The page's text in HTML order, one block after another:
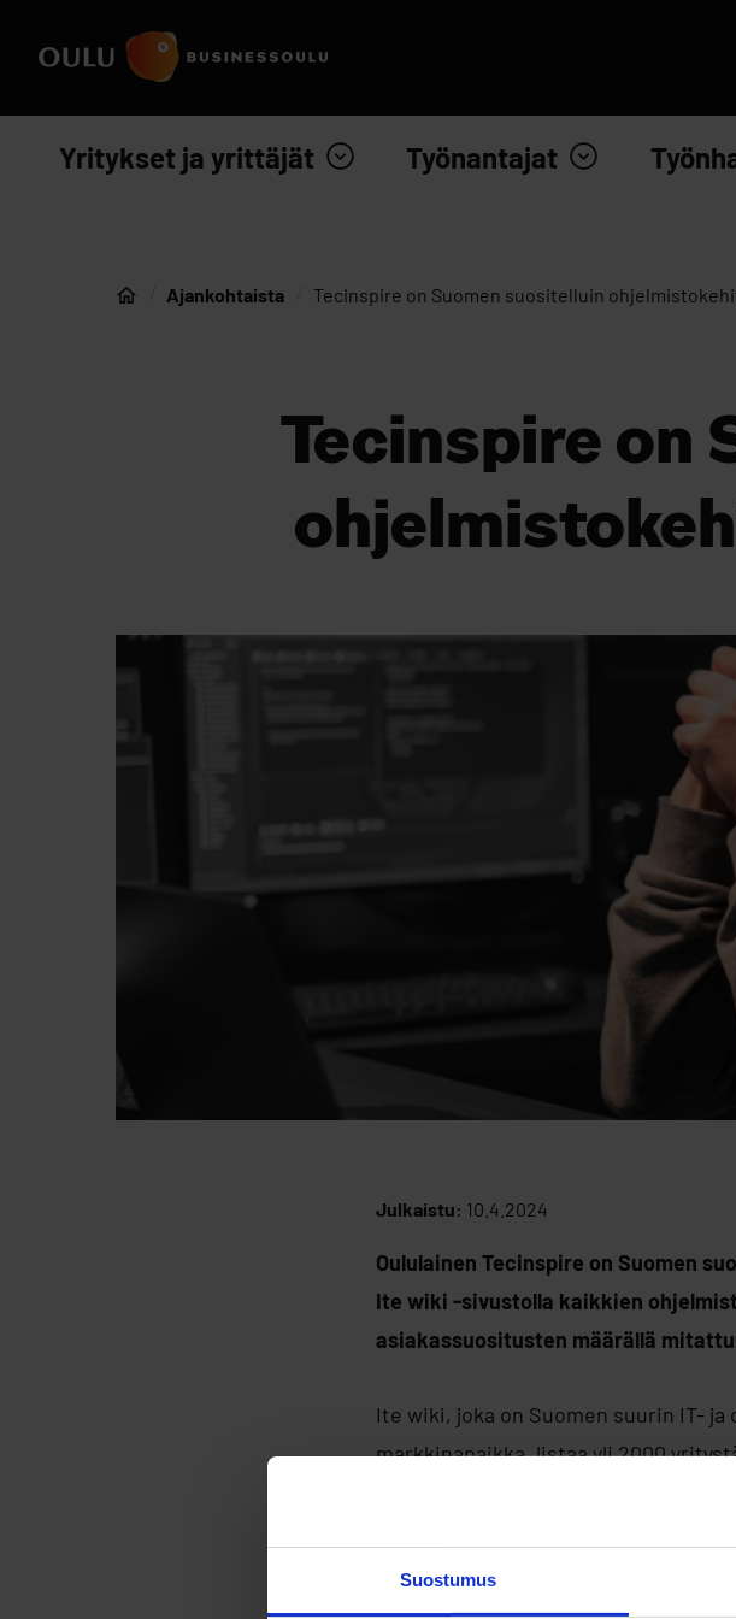
Suostumus
Yritykset ja yrittäjät Työnantajat
Etusivu
Ajankohtaista Tecinspire on Suomen suositelluin
Tecinspire on
Julkaistu: 10.4.2024
Oululainen Tecinspire on Suomen
Ite wiki -sivustolla kaikkien
asiakassuositusten määrällä
Ite wiki, joka on Suomen suurin IT-
markkinapaikka, listaa yli 2000